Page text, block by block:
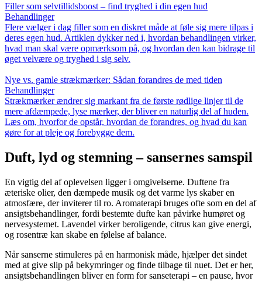
Filler som selvtillidsboost – find tryghed i din egen hud
Behandlinger
Flere vælger i dag filler som en diskret måde at føle sig mere tilpas i
deres egen hud. Artiklen dykker ned i, hvordan behandlingen virker,
hvad man skal være opmærksom på, og hvordan den kan bidrage til
øget velvære og tryghed i sig selv.
Nye vs. gamle strækmærker: Sådan forandres de med tiden
Behandlinger
Strækmærker ændrer sig markant fra de første rødlige linjer til de
mere afdæmpede, lyse mærker, der bliver en naturlig del af huden.
Læs om, hvorfor de opstår, hvordan de forandres, og hvad du kan
gøre for at pleje og forebygge dem.
Duft, lyd og stemning – sansernes samspil
En vigtig del af oplevelsen ligger i omgivelserne. Duftene fra
æteriske olier, den dæmpede musik og det varme lys skaber en
atmosfære, der inviterer til ro. Aromaterapi bruges ofte som en del af
ansigtsbehandlinger, fordi bestemte dufte kan påvirke humøret og
nervesystemet. Lavendel virker beroligende, citrus kan give energi,
og rosentræ kan skabe en følelse af balance.
Når sanserne stimuleres på en harmonisk måde, hjælper det sindet
med at give slip på bekymringer og finde tilbage til nuet. Det er her,
ansigtsbehandlingen bliver en form for sanseterapi – en pause, hvor